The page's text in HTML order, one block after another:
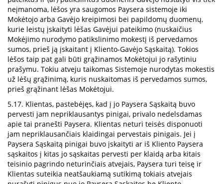
neįmanoma, lėšos yra saugomos Paysera sistemoje iki
Mokėtojo arba Gavėjo kreipimosi bei papildomų duomenų,
kurie leistų įskaityti lėšas Gavėjui pateikimo (nuskaičius
Mokėjimo nurodymo patikslinimo mokestį iš pervedamos
sumos, prieš ją įskaitant į Kliento-Gavėjo Sąskaitą). Tokios
lėšos taip pat gali būti grąžinamos Mokėtojui jo rašytiniu
prašymu. Tokiu atveju taikomas Sistemoje nurodytas mokestis
už lėšų grąžinimą, kuris nuskaitomas iš pervedamos sumos,
prieš grąžinant lėšas Mokėtojui.
5.17. Klientas, pastebėjęs, kad į jo Paysera Sąskaitą buvo
pervesti jam nepriklausantys pinigai, privalo nedelsdamas
apie tai pranešti Paysera. Klientas neturi teisės disponuoti
jam nepriklausančiais klaidingai pervestais pinigais. Jei į
Paysera Sąskaitą pinigai buvo įskaityti ar iš Kliento Paysera
sąskaitos į kitas jo sąskaitas pervesti per klaidą arba kitais
teisinio pagrindo neturinčiais atvejais, Paysera turi teisę ir
Klientas suteikia neatšaukiamą sutikimą tokiais atvejais